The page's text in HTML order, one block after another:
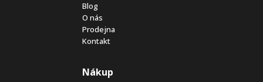
Blog
O nás
Prodejna
Kontakt
Nákup